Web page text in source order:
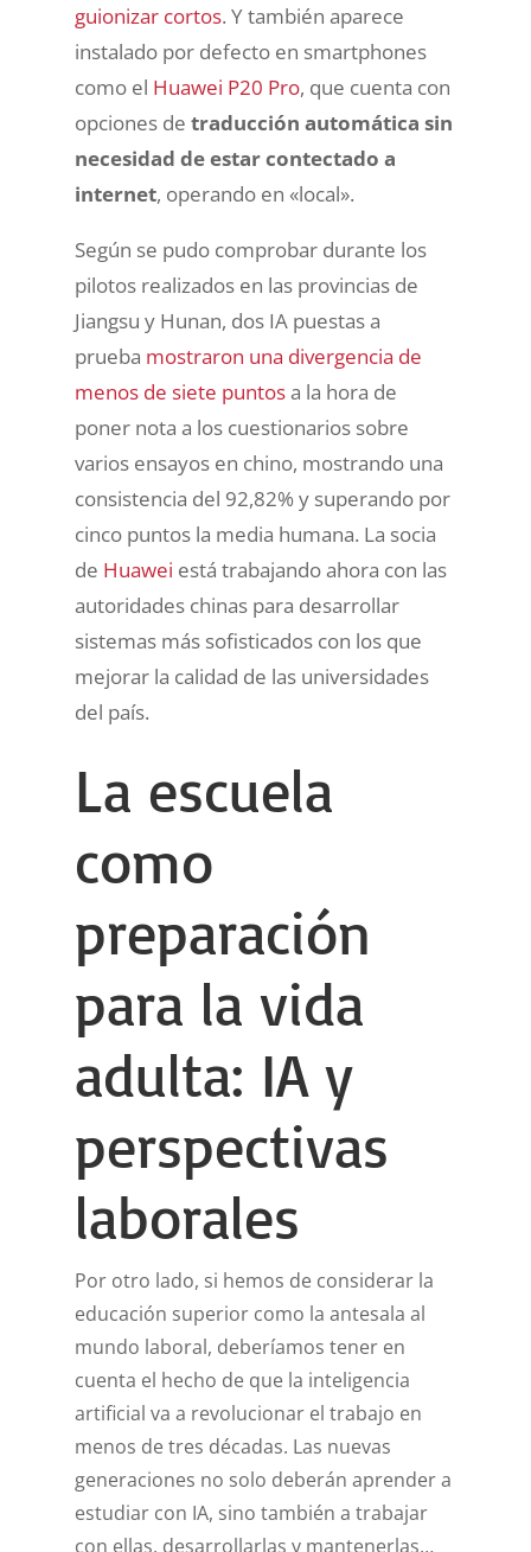
guionizar cortos. Y también aparece
instalado por defecto en smartphones
como el Huawei P20 Pro, que cuenta con
opciones de traducción automática sin
necesidad de estar contectado a
internet, operando en «local».
Según se pudo comprobar durante los
pilotos realizados en las provincias de
Jiangsu y Hunan, dos IA puestas a
prueba mostraron una divergencia de
menos de siete puntosa la hora de
poner nota a los cuestionarios sobre
varios ensayos en chino, mostrando una
consistencia del 92,82% y superando por
cinco puntos la media humana. La socia
de Huawei está trabajando ahora con las
autoridades chinas para desarrollar
sistemas más sofisticados con los que
mejorar la calidad de las universidades
del país.
La escuela
como
preparación
para la vida
adulta: IA y
perspectivas
laborales
Por otro lado, si hemos de considerar la
educación superior como la antesala al
mundo laboral, deberíamos tener en
cuenta el hecho de que la inteligencia
artificial va a revolucionar el trabajo en
menos de tres décadas. Las nuevas
generaciones no solo deberán aprender a
estudiar con IA, sino también a trabajar
con ellas, desarrollarlas y mantenerlas…